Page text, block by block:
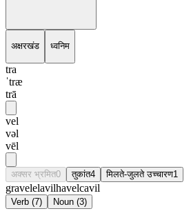
अक्षरखंड ध्वनिम
tra
ˈtræ
trā
vel
vəl
vēl
अक्सर भ्रमित0 तुकांत4 मिलते-जुलते उच्चारण1
gravelelavilhavelcavil
Verb (7) Noun (3)